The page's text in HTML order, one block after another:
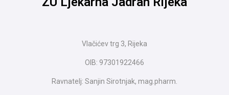
Vlačićev trg 3, Rijeka
OIB: 97301922466
Ravnatelj: Sanjin Sirotnjak, mag.pharm.